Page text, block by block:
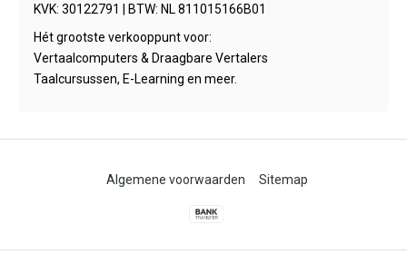
KVK: 30122791 | BTW: NL 811015166B01
Hét grootste verkooppunt voor:
Vertaalcomputers & Draagbare Vertalers
Taalcursussen, E-Learning en meer.
Algemene voorwaarden Sitemap